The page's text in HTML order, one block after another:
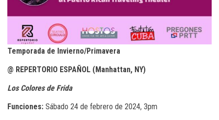
Temporada de Invierno/Primavera
@ REPERTORIO ESPAÑOL (Manhattan, NY)
Los Colores de Frida
Funciones: Sábado 24 de febrero de 2024, 3pm